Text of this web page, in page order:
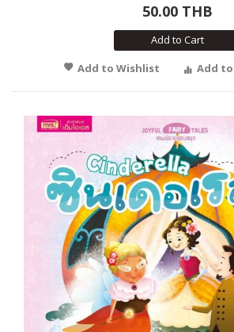
50.00 THB
Add to Cart
Add to Wishlist
Add to